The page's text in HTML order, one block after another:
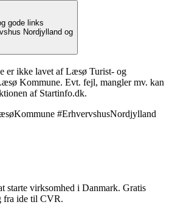
gode links
Nordjylland og
er ikke lavet af Læsø Turist- og
Kommune. Evt. fejl, mangler mv. kan
af Startinfo.dk.
#ErhvervshusNordjylland
starte virksomhed i Danmark. Gratis
fra ide til CVR.